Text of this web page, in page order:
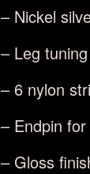
– Nickel
– Leg
– 6 nylon
– Endpin
– Gloss